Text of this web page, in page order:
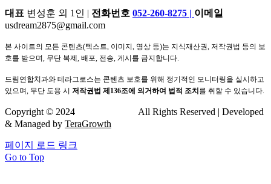
대표 변성훈 외 1인 | 전화번호 052-260-8275 | 이메일
usdream2875@gmail.com
본 사이트의 모든 콘텐츠(텍스트, 이미지, 영상 등)는 지식재산권, 저작권법 등의 보
호를 받으며, 무단 복제, 배포, 전송, 게시를 금지합니다.
드림연합치과와 테라그로스는 콘텐츠 보호를 위해 정기적인 모니터링을 실시하고
있으며, 무단 도용 시 저작권법 제136조에 의거하여 법적 조치 를 취할 수 있습니다.
Copyright © 2024
All Rights Reserved | Developed
& Managed by TeraGrowth
페이지 로드 링크
Go to Top